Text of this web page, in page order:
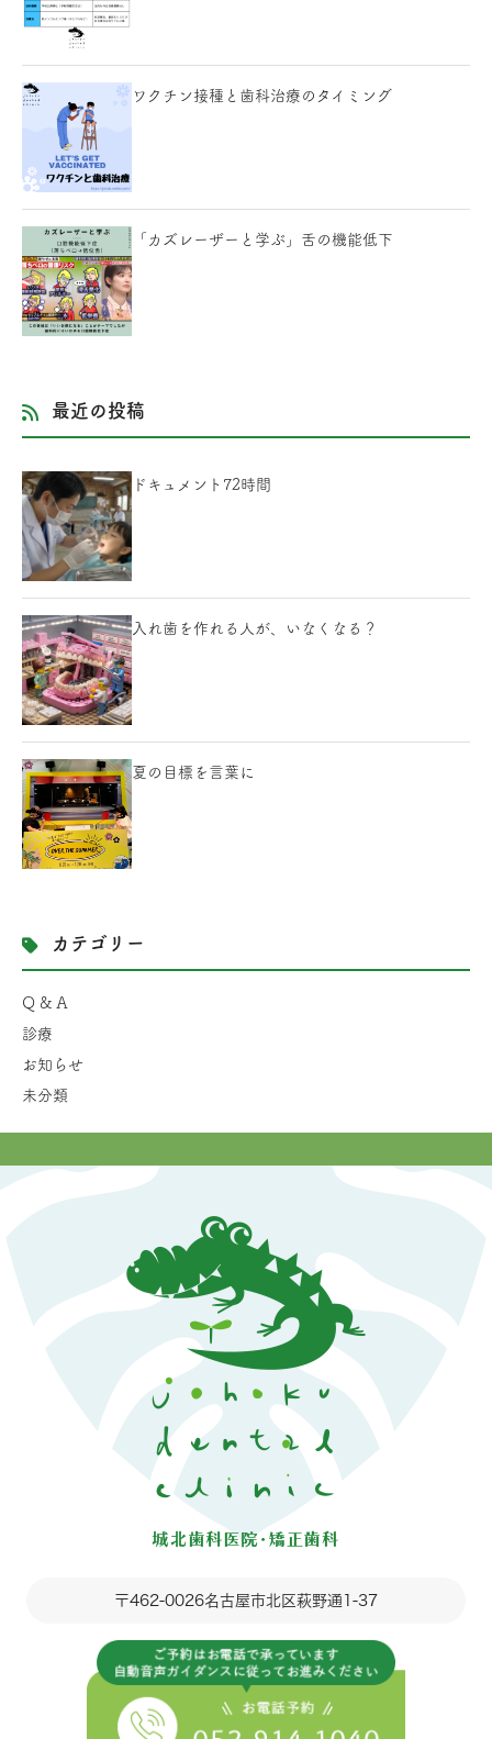
ワクチン接種と歯科治療のタイミング
「カズレーザーと学ぶ」舌の機能低下
最近の投稿
ドキュメント72時間
入れ歯を作れる人が、いなくなる？
夏の目標を言葉に
カテゴリー
Q & A
診療
お知らせ
未分類
〒462-0026名古屋市北区萩野通1-37